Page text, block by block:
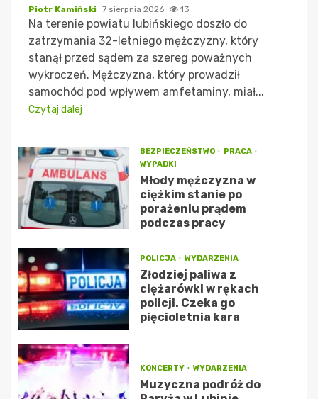
Piotr Kamiński 7 sierpnia 2026 13
Na terenie powiatu lubińskiego doszło do
zatrzymania 32-letniego mężczyzny, który
stanął przed sądem za szereg poważnych
wykroczeń. Mężczyzna, który prowadził
samochód pod wpływem amfetaminy, miał...
Czytaj dalej
BEZPIECZEŃSTWO
PRACA
WYPADKI
Młody mężczyzna w
ciężkim stanie po
porażeniu prądem
podczas pracy
POLICJA WYDARZENIA
Złodziej paliwa z
ciężarówki w rękach
policji. Czeka go
pięcioletnia kara
KONCERTY WYDARZENIA
Muzyczna podróż do